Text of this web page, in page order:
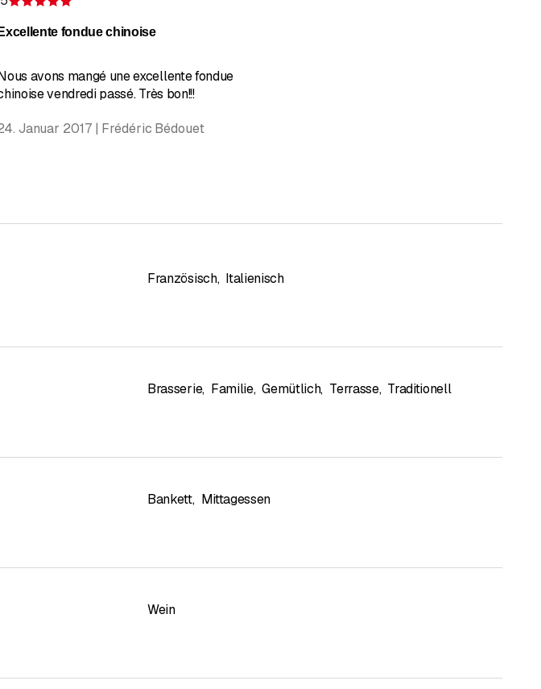
Excellente fondue chinoise
avons mangé une excellente fondue
vendredi passé. Très bon!!!
Januar 2017 | Frédéric Bédouet
Französisch, Italienisch
Brasserie, Familie, Gemütlich, Terrasse, Traditionell
Bankett, Mittagessen
Wein